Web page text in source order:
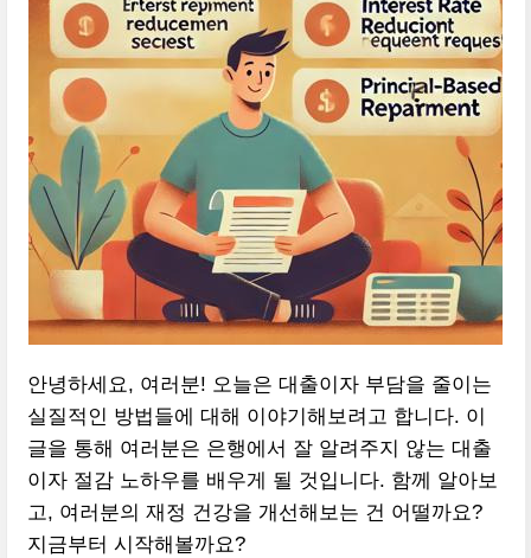
안녕하세요, 여러분! 오늘은 대출이자 부담을 줄이는
실질적인 방법들에 대해 이야기해보려고 합니다. 이
글을 통해 여러분은 은행에서 잘 알려주지 않는 대출
이자 절감 노하우를 배우게 될 것입니다. 함께 알아보
고, 여러분의 재정 건강을 개선해보는 건 어떨까요?
지금부터 시작해볼까요?